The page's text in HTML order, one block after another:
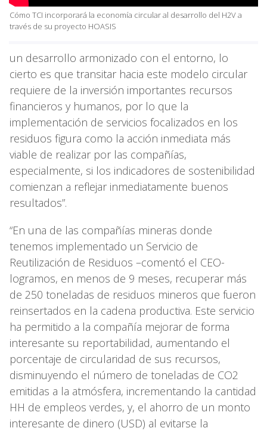
Cómo TCI incorporará la economía circular al desarrollo del H2V a
través de su proyecto HOASIS
un desarrollo armonizado con el entorno, lo
cierto es que transitar hacia este modelo circular
requiere de la inversión importantes recursos
financieros y humanos, por lo que la
implementación de servicios focalizados en los
residuos figura como la acción inmediata más
viable de realizar por las compañías,
especialmente, si los indicadores de sostenibilidad
comienzan a reflejar inmediatamente buenos
resultados”.
“En una de las compañías mineras donde
tenemos implementado un Servicio de
Reutilización de Residuos –comentó el CEO-
logramos, en menos de 9 meses, recuperar más
de 250 toneladas de residuos mineros que fueron
reinsertados en la cadena productiva. Este servicio
ha permitido a la compañía mejorar de forma
interesante su reportabilidad, aumentando el
porcentaje de circularidad de sus recursos,
disminuyendo el número de toneladas de CO2
emitidas a la atmósfera, incrementando la cantidad
HH de empleos verdes, y, el ahorro de un monto
interesante de dinero (USD) al evitarse la